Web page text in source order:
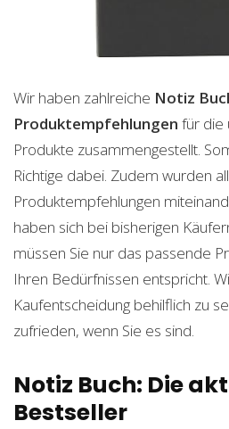
Wir haben zahlreiche Notiz
Produktempfehlungen für die
Produkte zusammengestellt.
Richtige dabei. Zudem wurden
Produktempfehlungen
haben sich bei bisherigen
müssen Sie nur das passende
Ihren Bedürfnissen entspricht.
Kaufentscheidung behilflich zu
zufrieden, wenn Sie es sind.
Notiz Buch: Die
Bestseller